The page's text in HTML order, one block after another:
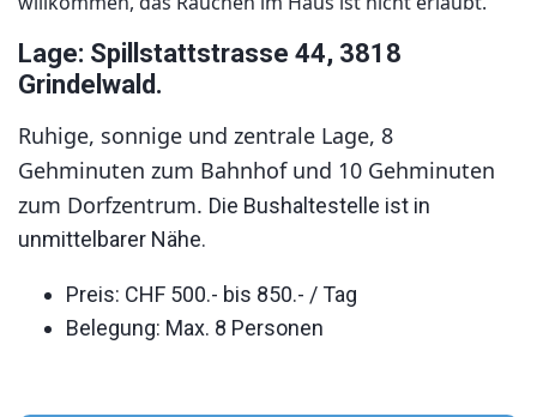
Lage: Spillstattstrasse 44, 3818
Grindelwald.
Ruhige, sonnige und zentrale Lage, 8
Gehminuten zum Bahnhof und 10 Gehminuten
zum Dorfzentrum. Die Bushaltestelle ist in
unmittelbarer Nähe.
Preis: CHF 500.- bis 850.- / Tag
Belegung: Max. 8 Personen